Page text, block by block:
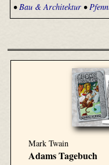
•Bau & Architektur•
Mark Twain
Adams Tagebuch